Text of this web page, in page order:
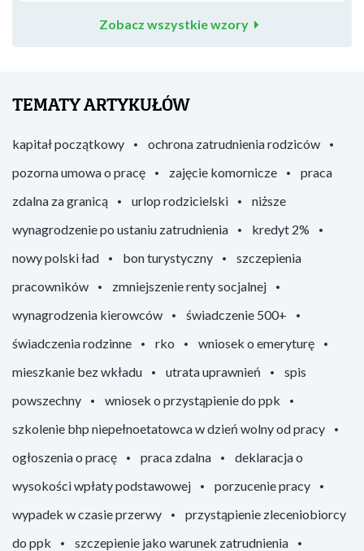
Zobacz wszystkie wzory
TEMATY ARTYKUŁÓW
kapitał początkowy
ochrona zatrudnienia rodziców
pozorna umowa o pracę
zajęcie komornicze
praca
zdalna za granicą
urlop rodzicielski
niższe
wynagrodzenie po ustaniu zatrudnienia
kredyt 2%
nowy polski ład
bon turystyczny
szczepienia
pracowników
zmniejszenie renty socjalnej
wynagrodzenia kierowców
świadczenie 500+
świadczenia rodzinne
rko
wniosek o emeryturę
mieszkanie bez wkładu
utrata uprawnień
spis
powszechny
wniosek o przystąpienie do ppk
szkolenie bhp niepełnoetatowca w dzień wolny od pracy
ogłoszenia o pracę
praca zdalna
deklaracja o
wysokości wpłaty podstawowej
porzucenie pracy
wypadek w czasie przerwy
przystąpienie zleceniobiorcy
do ppk
szczepienie jako warunek zatrudnienia